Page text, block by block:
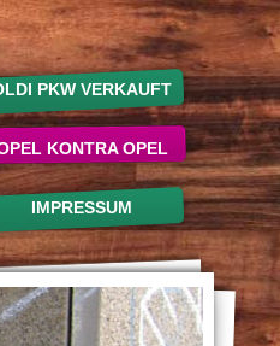
PKW VERKAUFT
KONTRA OPEL
IMPRESSUM